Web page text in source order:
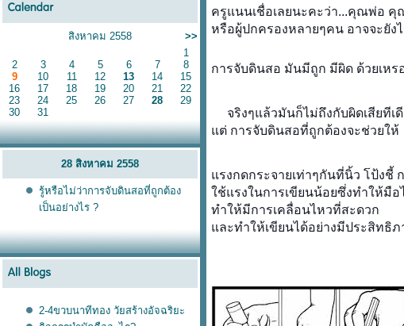
สิงหาคม 2558
>>
1
2
3 4 5 6 7
8
9
10 11 12 13 14
15
16
17 18 19 20 21
22
23
24 25 26 27 28
29
30
31
28 สิงหาคม 2558
รู้หรือไม่ว่าการจับดินสอที่ถูกต้อง
เป็นอย่างไร ?
2-4ขวบนาทีทอง วัยสร้างอัจฉริยะ
ครูแนนเชื่อเลยนะคะว่า...คุณพ่อ คุ
หรือผู้ปกครองหลายๆคน อาจจะยัง
การจับดินสอ มันมีถูก มีผิด ด้วยเหร
จริงๆแล้วมันก็ไม่ถึงกับผิดเสียทีเ
ต่ การจับดินสอที่ถูกต้องจะช่วยให้
รงกดกระจายเท่าๆกันที่นิ้ว โป้งชี้
ช้แรงในการเขียนน้อยซึ่งทำให้มื
ทำให้มีการเคลื่อนไหวที่สะดวก
ละทำให้เขียนได้อย่างมีประสิทธิภ